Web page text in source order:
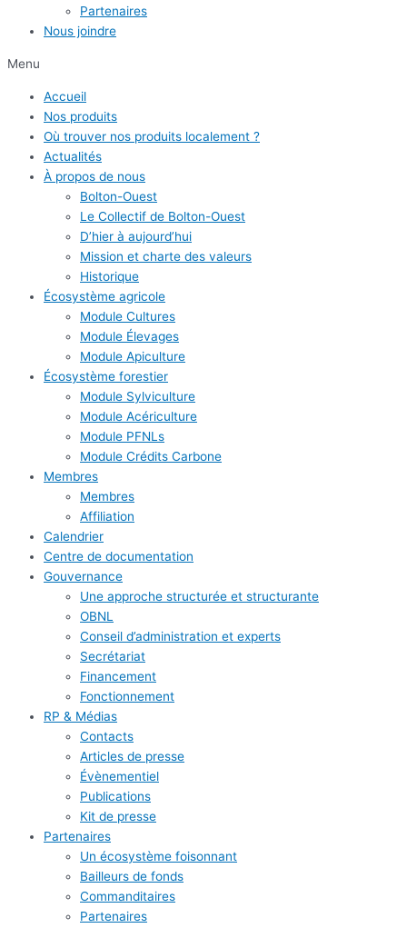
Partenaires
Nous joindre
Menu
Accueil
Nos produits
Où trouver nos produits localement ?
Actualités
À propos de nous
Bolton-Ouest
Le Collectif de Bolton-Ouest
D’hier à aujourd’hui
Mission et charte des valeurs
Historique
Écosystème agricole
Module Cultures
Module Élevages
Module Apiculture
Écosystème forestier
Module Sylviculture
Module Acériculture
Module PFNLs
Module Crédits Carbone
Membres
Membres
Affiliation
Calendrier
Centre de documentation
Gouvernance
Une approche structurée et structurante
OBNL
Conseil d’administration et experts
Secrétariat
Financement
Fonctionnement
RP & Médias
Contacts
Articles de presse
Évènementiel
Publications
Kit de presse
Partenaires
Un écosystème foisonnant
Bailleurs de fonds
Commanditaires
Partenaires